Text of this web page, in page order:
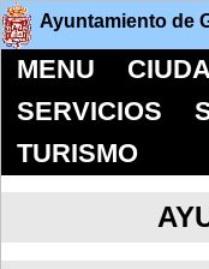
Ayuntamiento de
MENU
SERVICIOS
TURISMO